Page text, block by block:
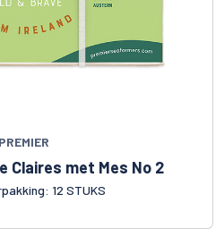
PREMIER
Claires met Mes No 2
12 STUKS